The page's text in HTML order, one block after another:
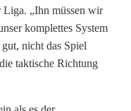
Liga. „Ihn müssen wir
komplettes System
nicht das Spiel
taktische Richtung